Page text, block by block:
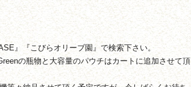
』『こびらオリーブ園』で検索下さい。
の瓶物と大容量のパウチはカートに追加させて頂